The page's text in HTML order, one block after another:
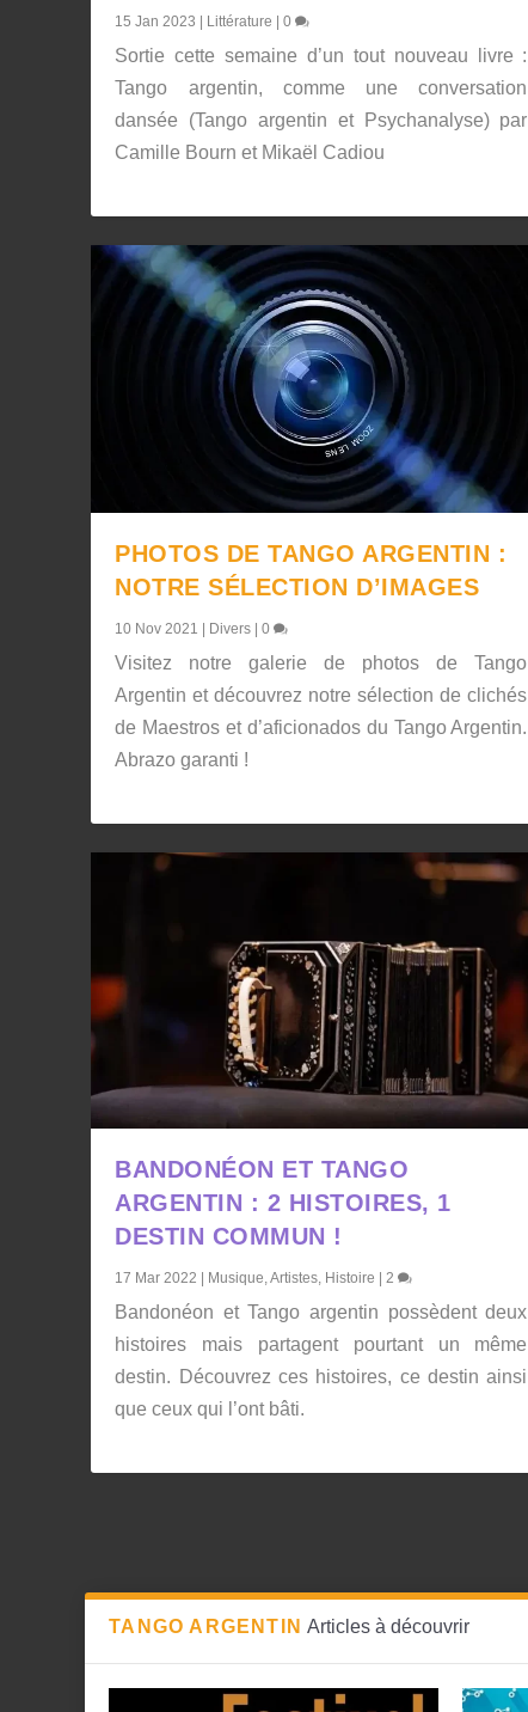
15 Jan 2023 Littérature |0
Sortie cette semaine d’un tout nouveau livre :
Tango argentin, comme une conversation
dansée (Tango argentin et Psychanalyse) par
Camille Bourn et Mikaël Cadiou
PHOTOS DE TANGO ARGENTIN :
NOTRE SÉLECTION D’IMAGES
10 Nov 2021 Divers |0
Visitez notre galerie de photos de Tango
Argentin et découvrez notre sélection de clichés
de Maestros et d’aficionados du Tango Argentin.
Abrazo garanti !
BANDONÉON ET TANGO
ARGENTIN : 2 HISTOIRES, 1
DESTIN COMMUN !
17 Mar 2022 Musique,Artistes, Histoire |2
Bandonéon et Tango argentin possèdent deux
histoires mais partagent pourtant un même
destin. Découvrez ces histoires, ce destin ainsi
que ceux qui l’ont bâti.
TANGO ARGENTIN Articles à découvrir